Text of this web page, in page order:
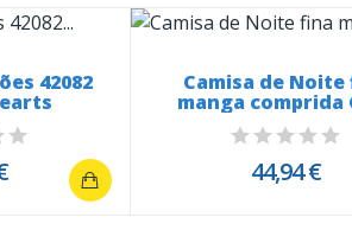
42082 Camisa de
manga comprida
renda...
44,94 €